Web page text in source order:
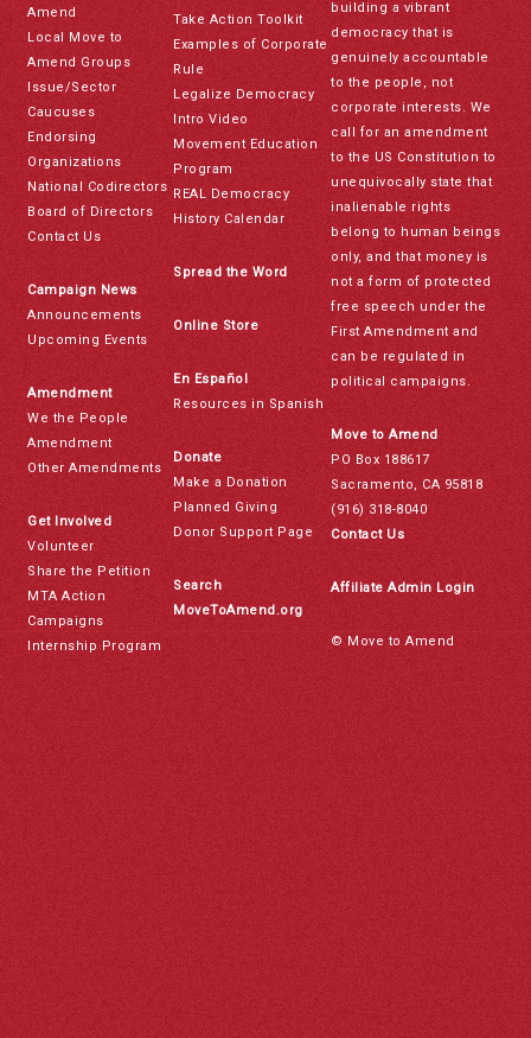
Amend
Local Move to
Amend Groups
Issue/Sector
Caucuses
Endorsing
Organizations
National Codirectors
Board of Directors
Contact Us
Campaign News
Announcements
Upcoming Events
Amendment
We the People
Amendment
Other Amendments
Get Involved
Volunteer
Share the Petition
MTA Action
Campaigns
Internship Program
Take Action Toolkit
Examples of Corporate
Rule
Legalize Democracy
Intro Video
Movement Education
Program
REAL Democracy
History Calendar
Spread the Word
Online Store
En Español
Resources in Spanish
Donate
Make a Donation
Planned Giving
Donor Support Page
Search
MoveToAmend.org
building a vibrant
democracy that is
genuinely accountable
to the people, not
corporate interests. We
call for an amendment
to the US Constitution to
unequivocally state that
inalienable rights
belong to human beings
only, and that money is
not a form of protected
free speech under the
First Amendment and
can be regulated in
political campaigns.
Move to Amend
PO Box 188617
Sacramento, CA 95818
(916) 318-8040
Contact Us
Affiliate Admin Login
© Move to Amend